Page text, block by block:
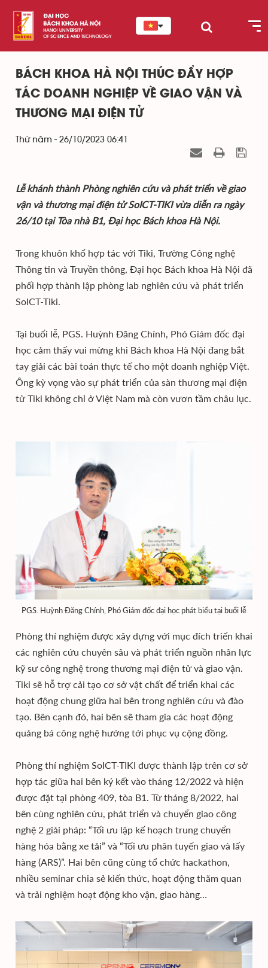
BÁCH KHOA HÀ NỘI THÚC ĐẨY HỢP
TÁC DOANH NGHIỆP VỀ GIAO VẬN VÀ
THƯƠNG MẠI ĐIỆN TỬ
Thứ năm - 26/10/2023 06:41
Lễ khánh thành Phòng nghiên cứu và phát triển về giao
vận và thương mại điện tử SoICT-TIKI vừa diễn ra ngày
26/10 tại Tòa nhà B1, Đại học Bách khoa Hà Nội.
Trong khuôn khổ hợp tác với Tiki, Trường Công nghệ
Thông tin và Truyền thông, Đại học Bách khoa Hà Nội đã
phối hợp thành lập phòng lab nghiên cứu và phát triển
SoICT-Tiki.
Tại buổi lễ, PGS. Huỳnh Đăng Chính, Phó Giám đốc đại
học cảm thấy vui mừng khi Bách khoa Hà Nội đang bắt
tay giải các bài toán thực tế cho một doanh nghiệp Việt.
Ông kỳ vọng vào sự phát triển của sàn thương mại điện
tử Tiki không chỉ ở Việt Nam mà còn vươn tầm châu lục.
PGS. Huỳnh Đăng Chính, Phó Giám đốc đại học phát biểu tại buổi lễ
Phòng thí nghiệm được xây dựng với mục đích triển khai
các nghiên cứu chuyên sâu và phát triển nguồn nhân lực
kỹ sư công nghệ trong thương mại điện tử và giao vận.
Tiki sẽ hỗ trợ cải tạo cơ sở vật chất để triển khai các
hoạt động chung giữa hai bên trong nghiên cứu và đào
tạo. Bên cạnh đó, hai bên sẽ tham gia các hoạt động
quảng bá công nghệ hướng tới phục vụ cộng đồng.
Phòng thí nghiệm SoICT-TIKI được thành lập trên cơ sở
hợp tác giữa hai bên ký kết vào tháng 12/2022 và hiện
được đặt tại phòng 409, tòa B1. Từ tháng 8/2022, hai
bên cùng nghiên cứu, phát triển và chuyển giao công
nghệ 2 giải pháp: “Tối ưu lập kế hoạch trung chuyển
hàng hóa bằng xe tải” và “Tối ưu phân tuyến giao và lấy
hàng (ARS)”. Hai bên cũng cùng tổ chức hackathon,
nhiều seminar chia sẻ kiến thức, hoạt động thăm quan
và trải nghiệm hoạt động kho vận, giao hàng…